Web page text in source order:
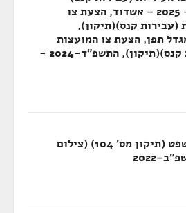
(תיקון), התשפ"ה – 2025 – אשדוד, הצעת צו
(עבירות קנס)(תיקון),
2025 – מגדל תפן, הצעת צו המועצות
המקומיות (עבירות קנס)(תיקון), התשפ"ד-2024 -
הצעת חוק בתי המשפט (תיקון מס' 104) (צילום